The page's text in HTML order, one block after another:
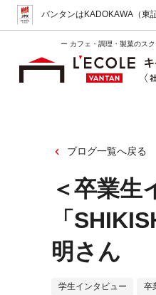
バンタンはKADOKAWA（東
ー カフェ・調理・製菓のス
ブログ一覧へ戻る
＜卒業生
「
明さん
学生インタビュー 卒